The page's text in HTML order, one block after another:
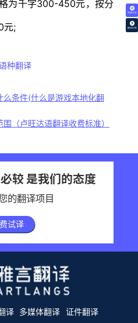
免费试译
翻译价格
千字300-450元，按分
元;
种翻译
么条件(什么是游戏本地化翻
（卢旺达语翻译收费标准）
较 是我们的态度
的翻译项目
试译
译 多媒体翻译 证件翻译